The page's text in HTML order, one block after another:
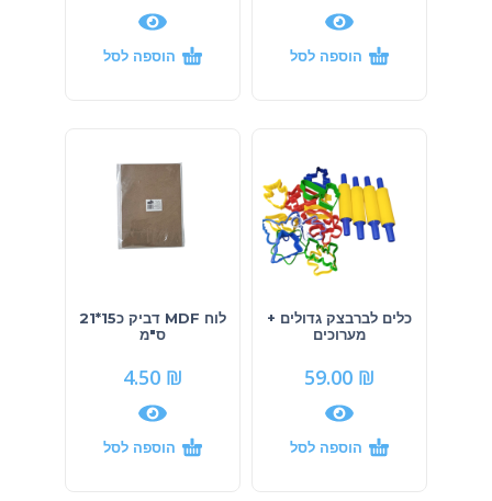
הוספה לסל הוספה לסל
כלים לברבצק גדולים +
מערוכים
59.00 ₪
הוספה לסל
לוח MDF דביק כ15*21
ס"מ
4.50 ₪
הוספה לסל